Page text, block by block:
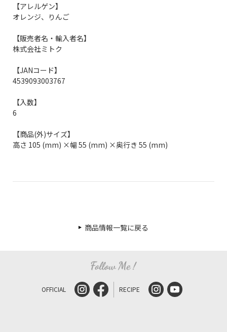
【アレルゲン】
オレンジ、りんご
【販売者名・輸入者名】
株式会社ミトク
【JANコード】
4539093003767
【入数】
6
【商品(外)サイズ】
高さ 105 (mm) ×幅 55 (mm) ×奥行き 55 (mm)
商品情報一覧に戻る
OFFICIAL RECIPE